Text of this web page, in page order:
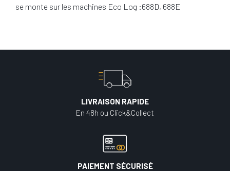
se monte sur les machines Eco Log :688D, 688E
LIVRAISON RAPIDE
En 48h ou Click&Collect
PAIEMENT SÉCURISÉ